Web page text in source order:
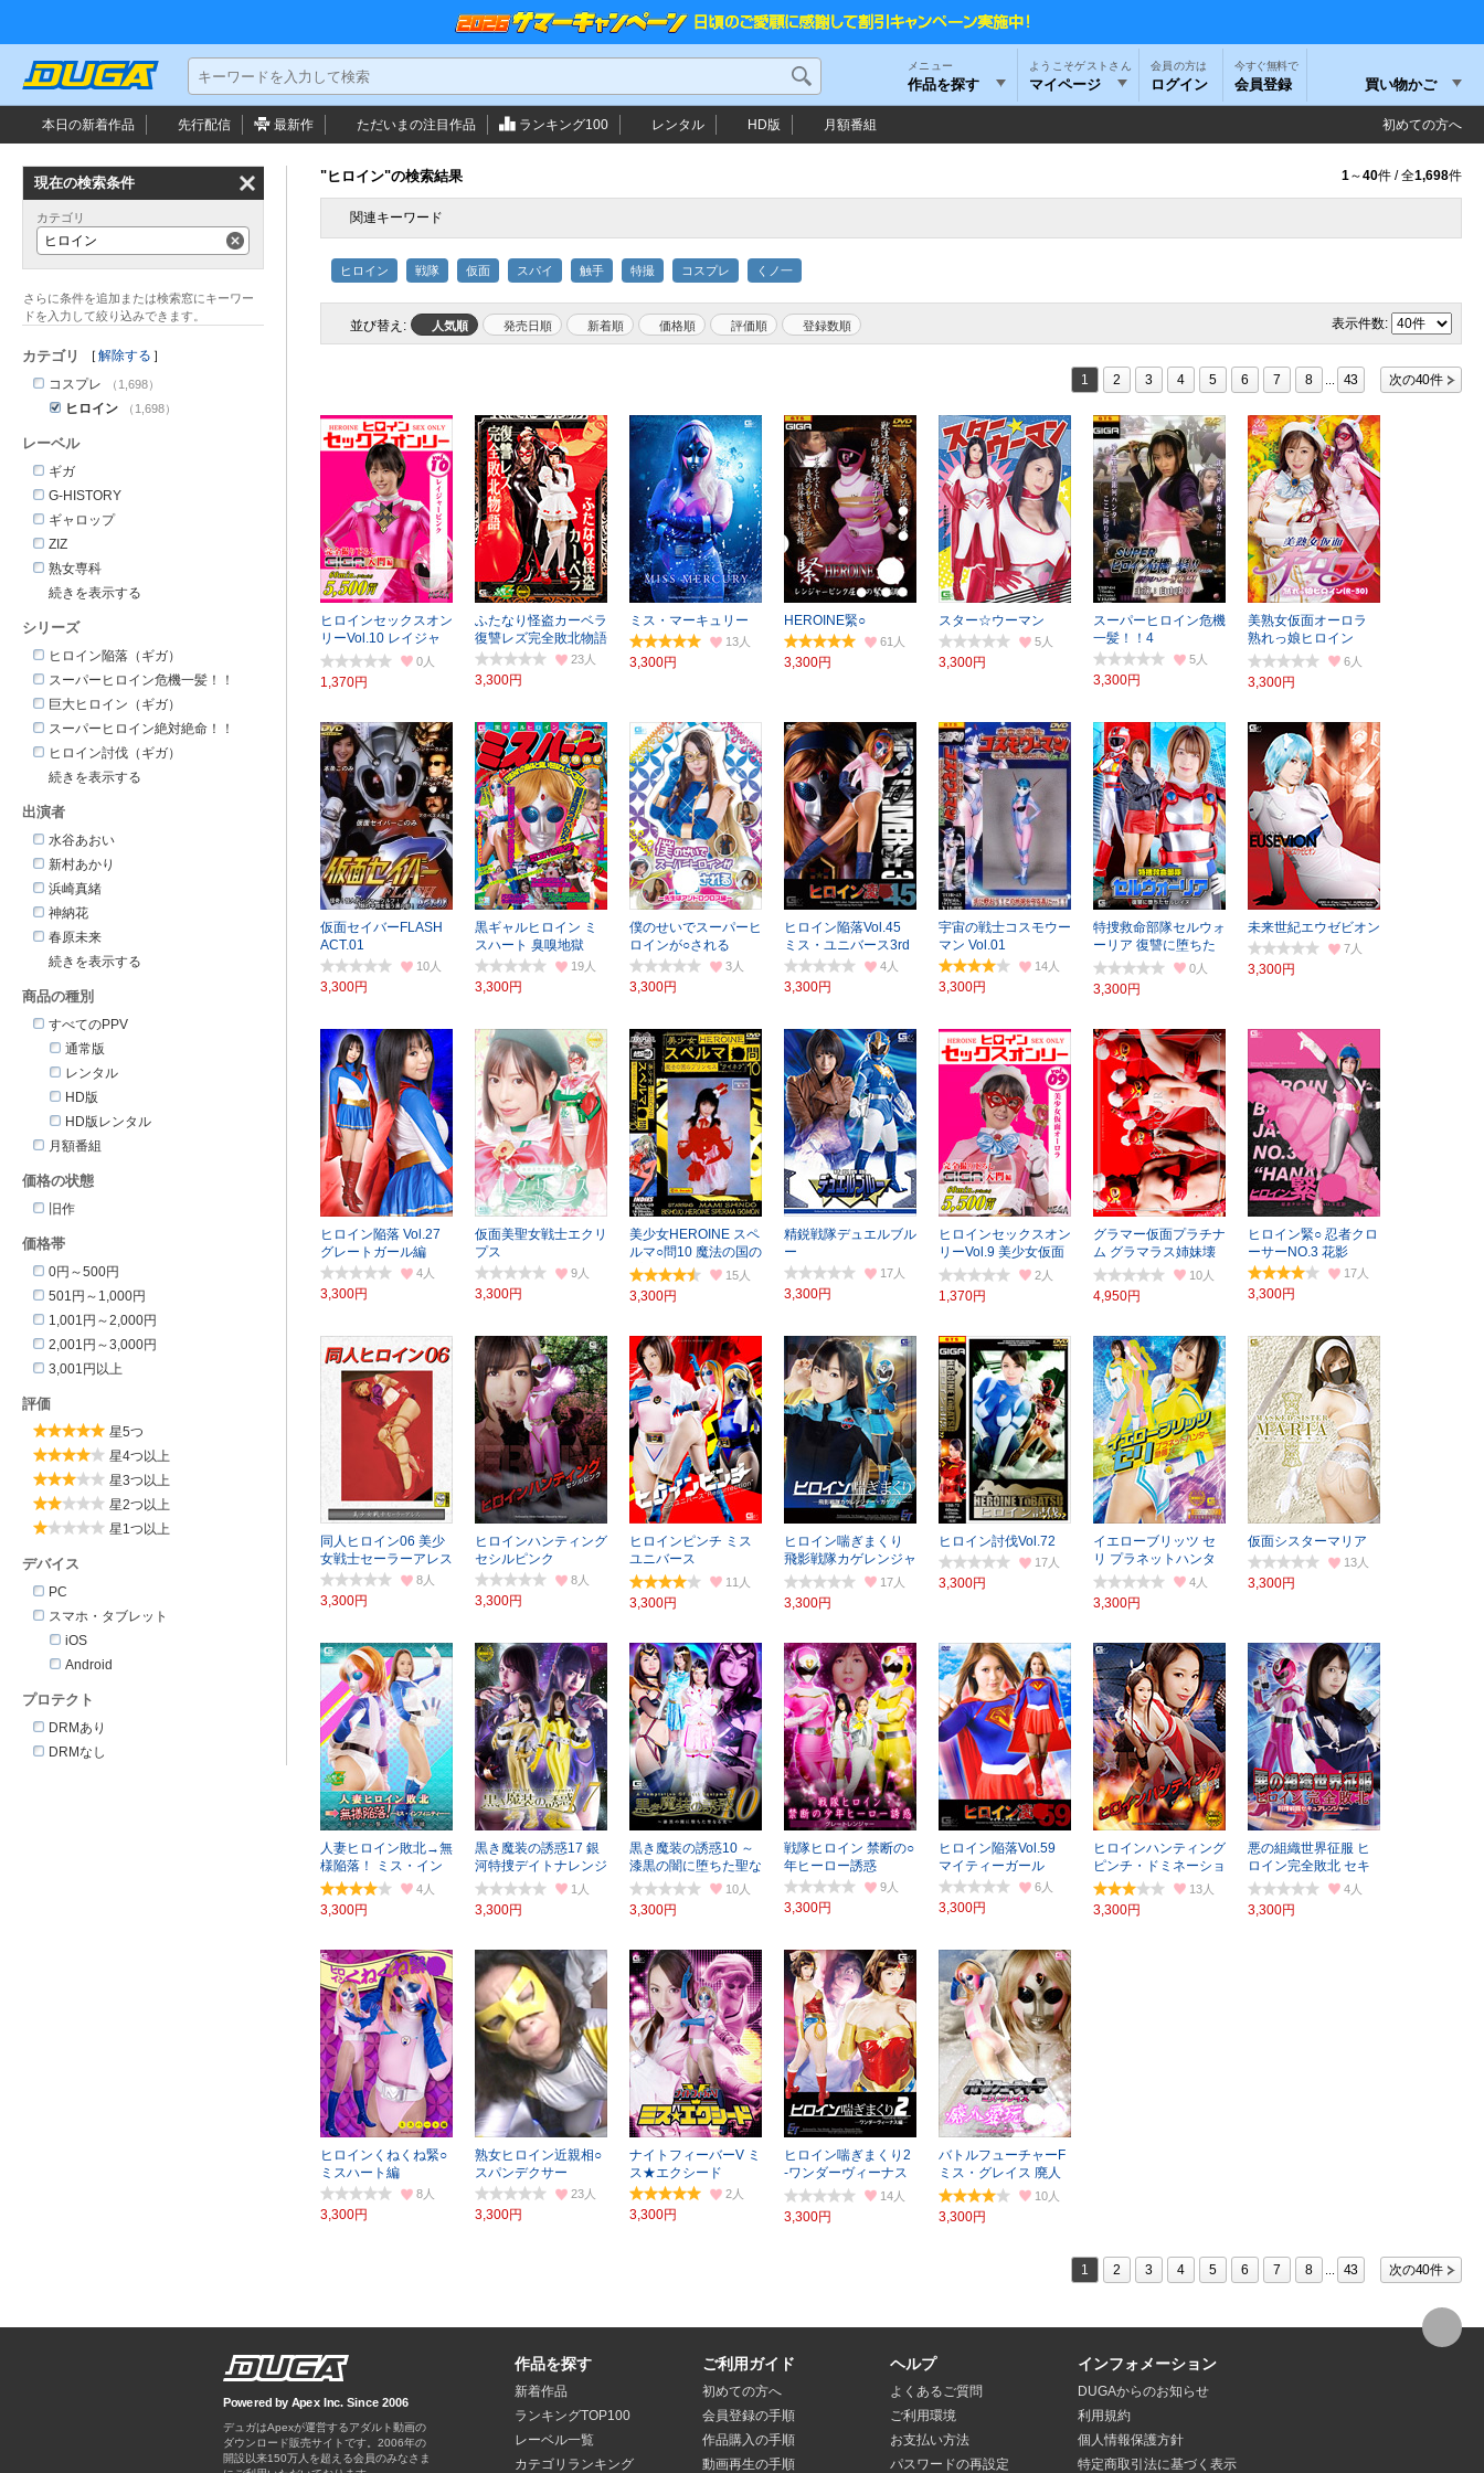
メニュー
作品を探す
ようこそゲストさん
マイページ ログイン
今すぐ無料で
会員登録 買い物かご
本日の新着作品 先行配信 最新作 ただいまの注目作品 ランキング100 レンタル HD版 月額番組 初めての方へ
"ヒロイン"の検索結果 1～40件 / 全1,698件
関連キーワード
ヒロイン 戦隊 仮面 スパイ 触手 特撮 コスプレ くノ一
並び替え: 人気順 発売日順 新着順 価格順 評価順 表示件数:
1 2 3 4 5 6 7 8 43 次の40件
ヒロインセックスオン
リーVol.10 レイジャ
ーピンク
0
1,370円
ふたなり怪盗カーベラ
復讐レズ完全敗北物語
23
3,300円
ミス・マーキュリー
13
3,300円
HEROINE緊○
61
3,300円
スター☆ウーマン
5
3,300円
スーパーヒロイン危機
一髪！！4
5
3,300円
美熟女仮面オーロラ
熟れっ娘ヒロイン
（R-30）
6
3,300円
仮面セイバーFLASH
ACT.01
10
3,300円
黒ギャルヒロイン ミ
スハート 臭嗅地獄
19
3,300円
僕のせいでスーパーヒ
ロインが○される
3
3,300円
ヒロイン陥落Vol.45
ミス・ユニバース3rd
4
3,300円
宇宙の戦士コスモウー
マン Vol.01
14
3,300円
特捜救命部隊セルウォ
ーリア 復讐に堕ちた
セルレイヌ
0
3,300円
未来世紀エウゼビオン
7
3,300円
ヒロイン陥落 Vol.27
グレートガール編
4
3,300円
仮面美聖女戦士エクリ
プス
9
3,300円
美少女HEROINE スペ
ルマ○問10 魔法の国の
プリンセス
15
3,300円
精鋭戦隊デュエルブル
ー
17
3,300円
ヒロインセックスオン
リーVol.9 美少女仮面
オーロラ
2
1,370円
グラマー仮面プラチナ
ム グラマラス姉妹壊
滅作戦の巻
10
4,950円
ヒロイン緊○ 忍者クロ
ーサーNO.3 花影
17
3,300円
同人ヒロイン06 美少
女戦士セーラーアレス
8
3,300円
ヒロインハンティング
セシルピンク
8
3,300円
ヒロインピンチ ミス
ユニバース
Resurrection
11
3,300円
ヒロイン喘ぎまくり
飛影戦隊カゲレンジャ
ー
17
3,300円
ヒロイン討伐Vol.72
17
3,300円
イエローブリッツ セ
リ プラネットハンタ
ー急襲！！
4
3,300円
仮面シスターマリア
13
3,300円
人妻ヒロイン敗北→無
様陥落！ ミス・イン
フィニティー
4
3,300円
黒き魔装の誘惑17 銀
河特捜デイトナレンジ
ャー
1
3,300円
黒き魔装の誘惑10 ～
漆黒の闇に堕ちた聖な
る光～
10
3,300円
戦隊ヒロイン 禁断の○
年ヒーロー誘惑
9
3,300円
ヒロイン陥落Vol.59
マイティーガール
6
3,300円
ヒロインハンティング
ピンチ・ドミネーショ
ン編
13
3,300円
悪の組織世界征服 ヒ
ロイン完全敗北 セキ
ュアレンジャー 4
3,300円
ヒロインくねくね緊○
ミスハート編
8
3,300円
熟女ヒロイン近親相○
スパンデクサー
23
3,300円
ナイトフィーバーV ミ
ス★エクシード
2
3,300円
ヒロイン喘ぎまくり2
‐ワンダーヴィーナス
編‐
14
3,300円
バトルフューチャーF
ミス・グレイス 廃人
愛玩下僕
10
3,300円
1 2 3 4 5 6 7 8 43 次の40件
現在の検索条件
カテゴリ
ヒロイン
カテゴリ
解除する
コスプレ
（1,698）
ヒロイン （1,698）
レーベル
ギガ
G-HISTORY
ギャロップ
ZIZ
熟女専科
シリーズ
ヒロイン陥落（ギガ）
スーパーヒロイン危機一髪！！
巨大ヒロイン（ギガ）
スーパーヒロイン絶対絶命！！
ヒロイン討伐（ギガ）
出演者
水谷あおい
新村あかり
浜崎真緒
神納花
春原未来
商品の種別
すべてのPPV
通常版
レンタル
HD版
HD版レンタル
月額番組
価格の状態
旧作
価格帯
0円～500円
501円～1,000円
1,001円～2,000円
2,001円～3,000円
3,001円以上
評価
星5つ
星4つ以上
星3つ以上
星2つ以上
星1つ以上
デバイス
PC
スマホ・タブレット
iOS
Android
プロテクト
DRMあり
DRMなし
Powered by Apex Inc. Since 2006
デュガはApexが運営するアダルト動画の
ダウンロード販売サイトです。
作品を探す
新着作品
ランキングTOP100
レーベル一覧
カテゴリランキング
ご利用ガイド
初めての方へ
会員登録の手順
作品購入の手順
動画再生の手順
ヘルプ
よくあるご質問
ご利用環境
お支払い方法
パスワードの再設定
インフォメーション
DUGAからのお知らせ
利用規約
個人情報保護方針
特定商取引法に基づく表示